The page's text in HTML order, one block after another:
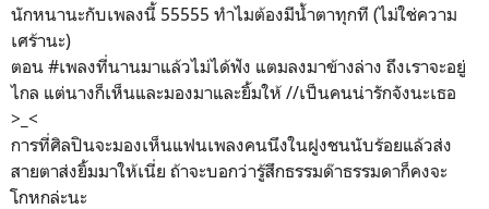
นักหนานะกับเพลงนี้ 55555 ทำไมต้องมีน้ำตาทุกที (ไม่ใช่ความ
เศร้านะ)
ตอน #เพลงที่นานมาแล้วไม่ได้ฟัง แตมลงมาข้างล่าง ถึงเราจะอยู่
ไกล แต่นางก็เห็นและมองมาและยิ้มให้ //เป็นคนน่ารักจังนะเธอ
>_<
การที่ศิลปินจะมองเห็นแฟนเพลงคนนึงในฝูงชนนับร้อยแล้วส่ง
สายตาส่งยิ้มมาให้เนี่ย ถ้าจะบอกว่ารู้สึกธรรมด๊าธรรมดาก็คงจะ
โกหกล่ะนะ